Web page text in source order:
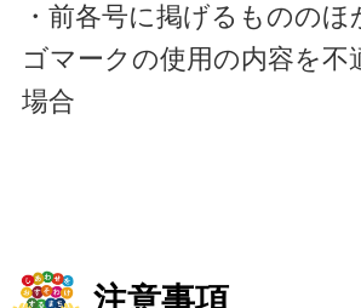
・前各号に掲げるもののほ
ゴマークの使用の内容を不
場合
注意事項